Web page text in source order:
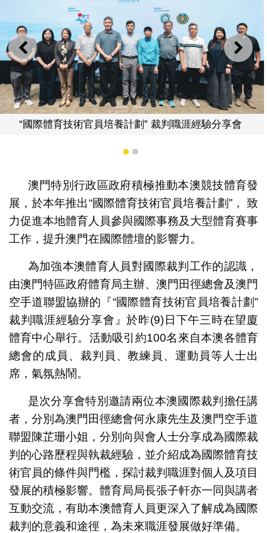
上一則 下一
” 裁判職涯經驗分享會
與會
1 2
澳門特別行政區政府積極推動本澳競技體育發
展，於本年推出“國際體育技術官員培養計劃”， 致
力促進本地體育人員參與國際事務及大型體育賽事
工作，提升澳門在國際體壇的影響力。
為加強本澳體育人員對國際裁判工作的認識，
由澳門特區政府體育局主辦、澳門田徑總會及澳門
空手道聯盟協辦的『“國際體育技術官員培養計劃”
裁判職涯經驗分享會』於昨(9)日下午三時在望廈
體育中心舉行。活動吸引約100名來自本澳各體育
總會的成員、裁判員、教練員、運動員等人士出
席，氣氛熱鬧。
是次分享會特別邀請兩位本澳國際裁判擔任講
者，分別為澳門田徑總會何永康先生及澳門空手道
聯盟陳芷珊小姐，分別向與會人士分享成為國際裁
判的心路歷程與執裁經驗，並介紹成為國際體育技
術官員的條件與門檻，探討裁判職涯對個人及項目
發展的積極影響。體育局局長張子軒亦一同與講者
互動交流，有助本澳體育人員更深入了解成為國際
裁判的意義和途徑，為未來職涯發展做好準備。